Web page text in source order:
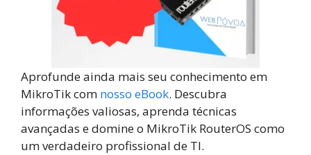
Aprofunde ainda mais seu conhecimento em
MikroTik com nosso eBook. Descubra
informações valiosas, aprenda técnicas
avançadas e domine o MikroTik RouterOS como
um verdadeiro profissional de TI.